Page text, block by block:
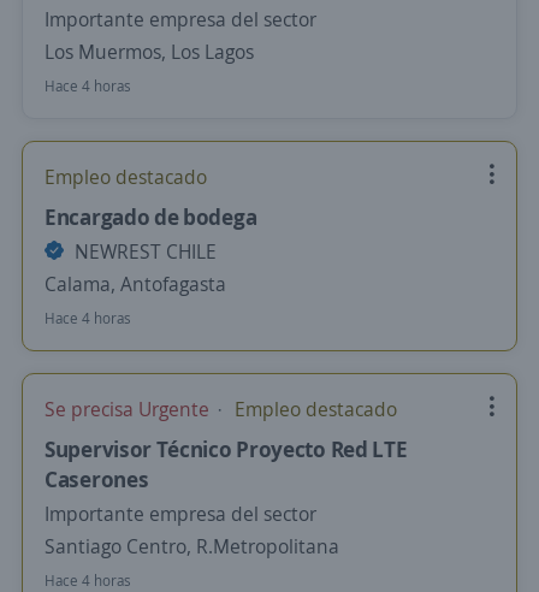
Importante empresa del sector
Los Muermos, Los Lagos
Hace 4 horas
Empleo destacado
Encargado de bodega
NEWREST CHILE
Calama, Antofagasta
Hace 4 horas
Se precisa Urgente Empleo destacado
Supervisor Técnico Proyecto Red LTE
Caserones
Importante empresa del sector
Santiago Centro, R.Metropolitana
Hace 4 horas